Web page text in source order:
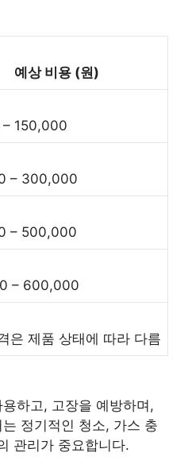
예상 비용 (원)
150,000
– 300,000
– 500,000
– 600,000
은 제품 상태에 따라 다름
하고, 고장을 예방하며,
정기적인 청소, 가스 충
관리가 중요합니다.